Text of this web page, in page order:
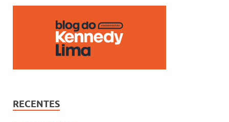
p
p
n
k
n
RECENTES